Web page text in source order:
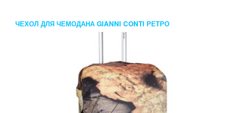
ЧЕХОЛ ДЛЯ ЧЕМОДАНА GIANNI CONTI РЕТРО